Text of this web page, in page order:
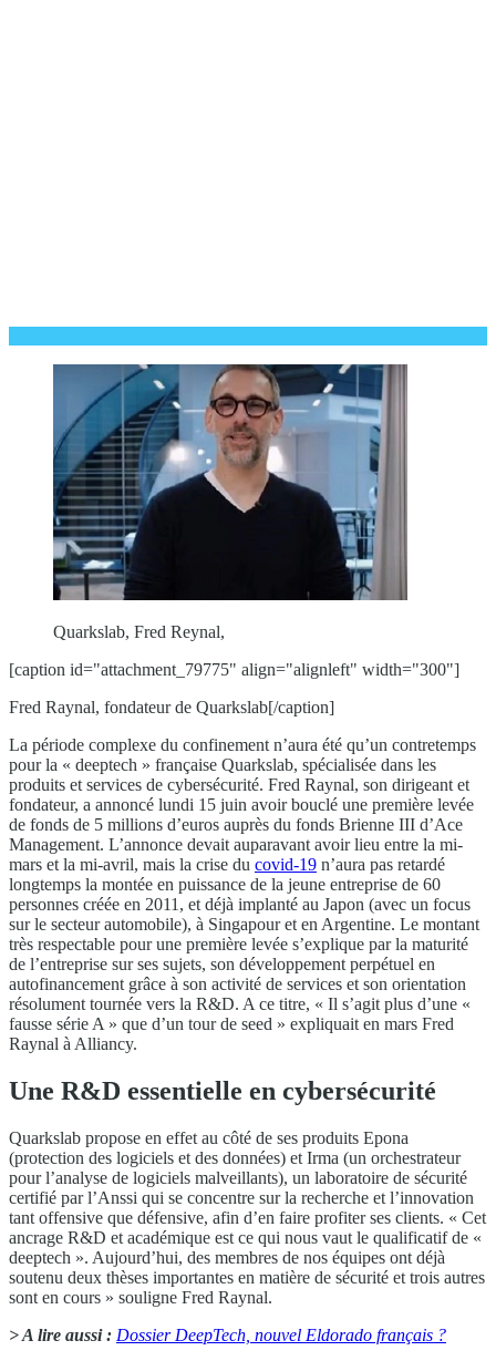
Quarkslab, Fred Reynal,
[caption id="attachment_79775" align="alignleft" width="300"]
Fred Raynal, fondateur de Quarkslab[/caption]
La période complexe du confinement n’aura été qu’un contretemps
pour la « deeptech » française Quarkslab, spécialisée dans les
produits et services de cybersécurité. Fred Raynal, son dirigeant et
fondateur, a annoncé lundi 15 juin avoir bouclé une première levée
de fonds de 5 millions d’euros auprès du fonds Brienne III d’Ace
Management. L’annonce devait auparavant avoir lieu entre la mi-
mars et la mi-avril, mais la crise du covid-19 n’aura pas retardé
longtemps la montée en puissance de la jeune entreprise de 60
personnes créée en 2011, et déjà implanté au Japon (avec un focus
sur le secteur automobile), à Singapour et en Argentine. Le montant
très respectable pour une première levée s’explique par la maturité
de l’entreprise sur ses sujets, son développement perpétuel en
autofinancement grâce à son activité de services et son orientation
résolument tournée vers la R&D. A ce titre, « Il s’agit plus d’une «
fausse série A » que d’un tour de seed » expliquait en mars Fred
Raynal à Alliancy.
Une R&D essentielle en cybersécurité
Quarkslab propose en effet au côté de ses produits Epona
(protection des logiciels et des données) et Irma (un orchestrateur
pour l’analyse de logiciels malveillants), un laboratoire de sécurité
certifié par l’Anssi qui se concentre sur la recherche et l’innovation
tant offensive que défensive, afin d’en faire profiter ses clients. « Cet
ancrage R&D et académique est ce qui nous vaut le qualificatif de «
deeptech ». Aujourd’hui, des membres de nos équipes ont déjà
soutenu deux thèses importantes en matière de sécurité et trois autres
sont en cours » souligne Fred Raynal.
> A lire aussi : Dossier DeepTech, nouvel Eldorado français ?